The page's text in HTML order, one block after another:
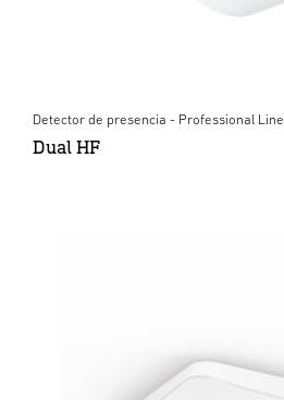
Detector de presencia - Professional Line
Dual HF